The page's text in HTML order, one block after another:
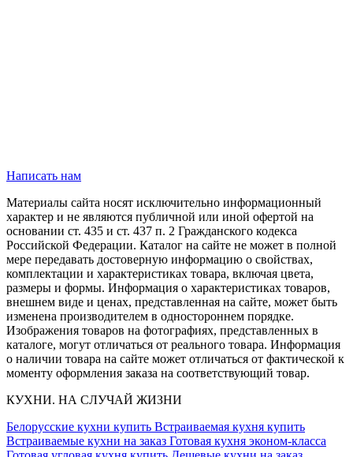
Написать нам
Материалы сайта носят исключительно информационный
характер и не являются публичной или иной офертой на
основании ст. 435 и ст. 437 п. 2 Гражданского кодекса
Российской Федерации. Каталог на сайте не может в полной
мере передавать достоверную информацию о свойствах,
комплектации и характеристиках товара, включая цвета,
размеры и формы. Информация о характеристиках товаров,
внешнем виде и ценах, представленная на сайте, может быть
изменена производителем в одностороннем порядке.
Изображения товаров на фотографиях, представленных в
каталоге, могут отличаться от реального товара. Информация
о наличии товара на сайте может отличаться от фактической к
моменту оформления заказа на соответствующий товар.
КУХНИ. НА СЛУЧАЙ ЖИЗНИ
Белорусские кухни купить Встраиваемая кухня купить
Встраиваемые кухни на заказ Готовая кухня эконом-класса